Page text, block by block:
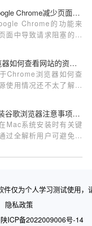
如何通过Google Chrome减少页面中请求的阻塞时间
Chrome的功能来
面中导致请求阻塞的因
Chrome浏览器如何查看网站的资源使用情况
Chrome浏览器如何查
使用情况还不太了解，
Mac系统安装谷歌浏览器注意事项全解析
Mac系统安装时有关键
过全解析用户可避免错
率。
仅为个人学习测试使用，
隐私政策
陕ICP备2022009006号-14